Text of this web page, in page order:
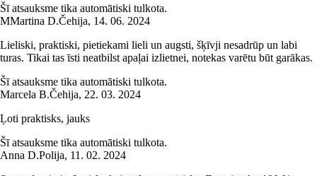
Šī atsauksme tika automātiski tulkota.
MMartina D.Čehija, 14. 06. 2024
Lieliski, praktiski, pietiekami lieli un augsti, šķīvji nesadrūp un labi
turas. Tikai tas īsti neatbilst apaļai izlietnei, notekas varētu būt garākas.
Šī atsauksme tika automātiski tulkota.
Marcela B.Čehija, 22. 03. 2024
Ļoti praktisks, jauks
Šī atsauksme tika automātiski tulkota.
Anna D.Polija, 11. 02. 2024